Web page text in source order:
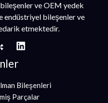
ve OEM yedek
endüstriyel bileşenler ve
etmektedir.
Bileşenleri
Parçalar